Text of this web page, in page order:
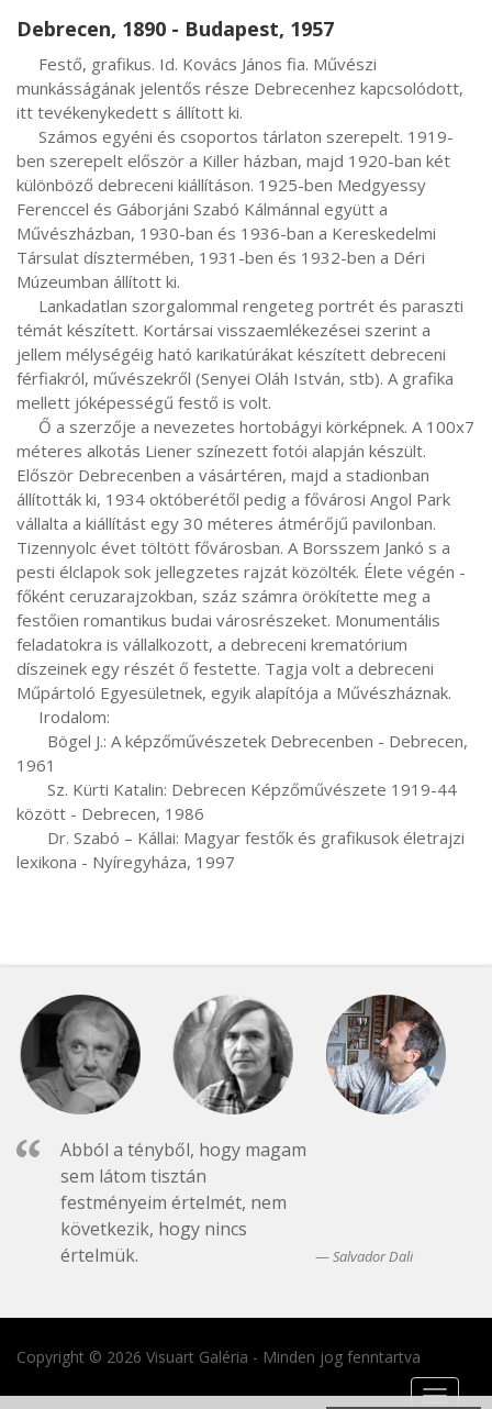
Debrecen, 1890 - Budapest, 1957
munkásságának jelentős része Debrecenhez kapcsolódott,
itt tevékenykedett s állított ki.
ben szerepelt először a Killer házban, majd 1920-ban két
különböző debreceni kiállításon. 1925-ben Medgyessy
Ferenccel és Gáborjáni Szabó Kálmánnal együtt a
Művészházban, 1930-ban és 1936-ban a Kereskedelmi
Társulat dísztermében, 1931-ben és 1932-ben a Déri
Múzeumban állított ki.
témát készített. Kortársai visszaemlékezései szerint a
jellem mélységéig ható karikatúrákat készített debreceni
férfiakról, művészekről (Senyei Oláh István, stb). A grafika
mellett jóképességű festő is volt.
méteres alkotás Liener színezett fotói alapján készült.
Először Debrecenben a vásártéren, majd a stadionban
állították ki, 1934 októberétől pedig a fővárosi Angol Park
vállalta a kiállítást egy 30 méteres átmérőjű pavilonban.
Tizennyolc évet töltött fővárosban. A Borsszem Jankó s a
pesti élclapok sok jellegzetes rajzát közölték. Élete végén -
főként ceruzarajzokban, száz számra örökítette meg a
festőien romantikus budai városrészeket. Monumentális
feladatokra is vállalkozott, a debreceni krematórium
díszeinek egy részét ő festette. Tagja volt a debreceni
Műpártoló Egyesületnek, egyik alapítója a Művészháznak.
1961
között - Debrecen, 1986
lexikona - Nyíregyháza, 1997
Abból a tényből, hogy magam
sem látom tisztán
festményeim értelmét, nem
következik, hogy nincs
értelmük.
Salvador Dali
Copyright © 2026 Visuart Galéria - Minden jog fenntartva
Toggle